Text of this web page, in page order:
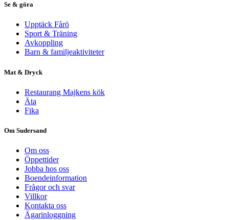
Se & göra
Upptäck Fårö
Sport & Träning
Avkoppling
Barn & familjeaktiviteter
Mat & Dryck
Restaurang Majkens kök
Äta
Fika
Om Sudersand
Om oss
Öppettider
Jobba hos oss
Boendeinformation
Frågor och svar
Villkor
Kontakta oss
Ägarinloggning